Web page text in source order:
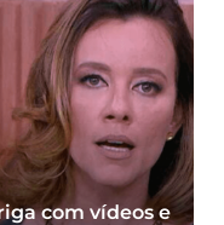
com vídeos e